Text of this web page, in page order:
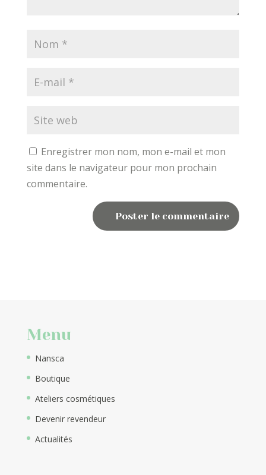
Enregistrer mon nom, mon e-mail et mon
site dans le navigateur pour mon prochain
commentaire.
Menu
Nansca
Boutique
Ateliers cosmétiques
Devenir revendeur
Actualités